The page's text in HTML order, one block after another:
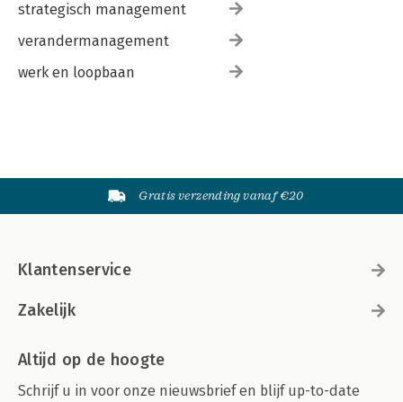
strategisch management
verandermanagement
werk en loopbaan
Gratis verzending vanaf €20
Klantenservice
Zakelijk
Altijd op de hoogte
Schrijf u in voor onze nieuwsbrief en blijf up-to-date